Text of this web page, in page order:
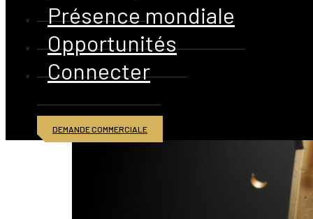
Présence mondiale
Opportunités
Connecter
DEMANDE COMMERCIALE